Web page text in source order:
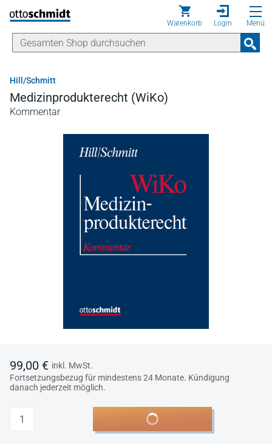
Direkt zum Inhalt
Warenkorb Login Menü
Hill/Schmitt
Medizinprodukterecht (WiKo)
Kommentar
99,00 € inkl. MwSt.
Fortsetzungsbezug für mindestens 24 Monate. Kündigung
danach jederzeit möglich.
Anzahl In den Warenkorb